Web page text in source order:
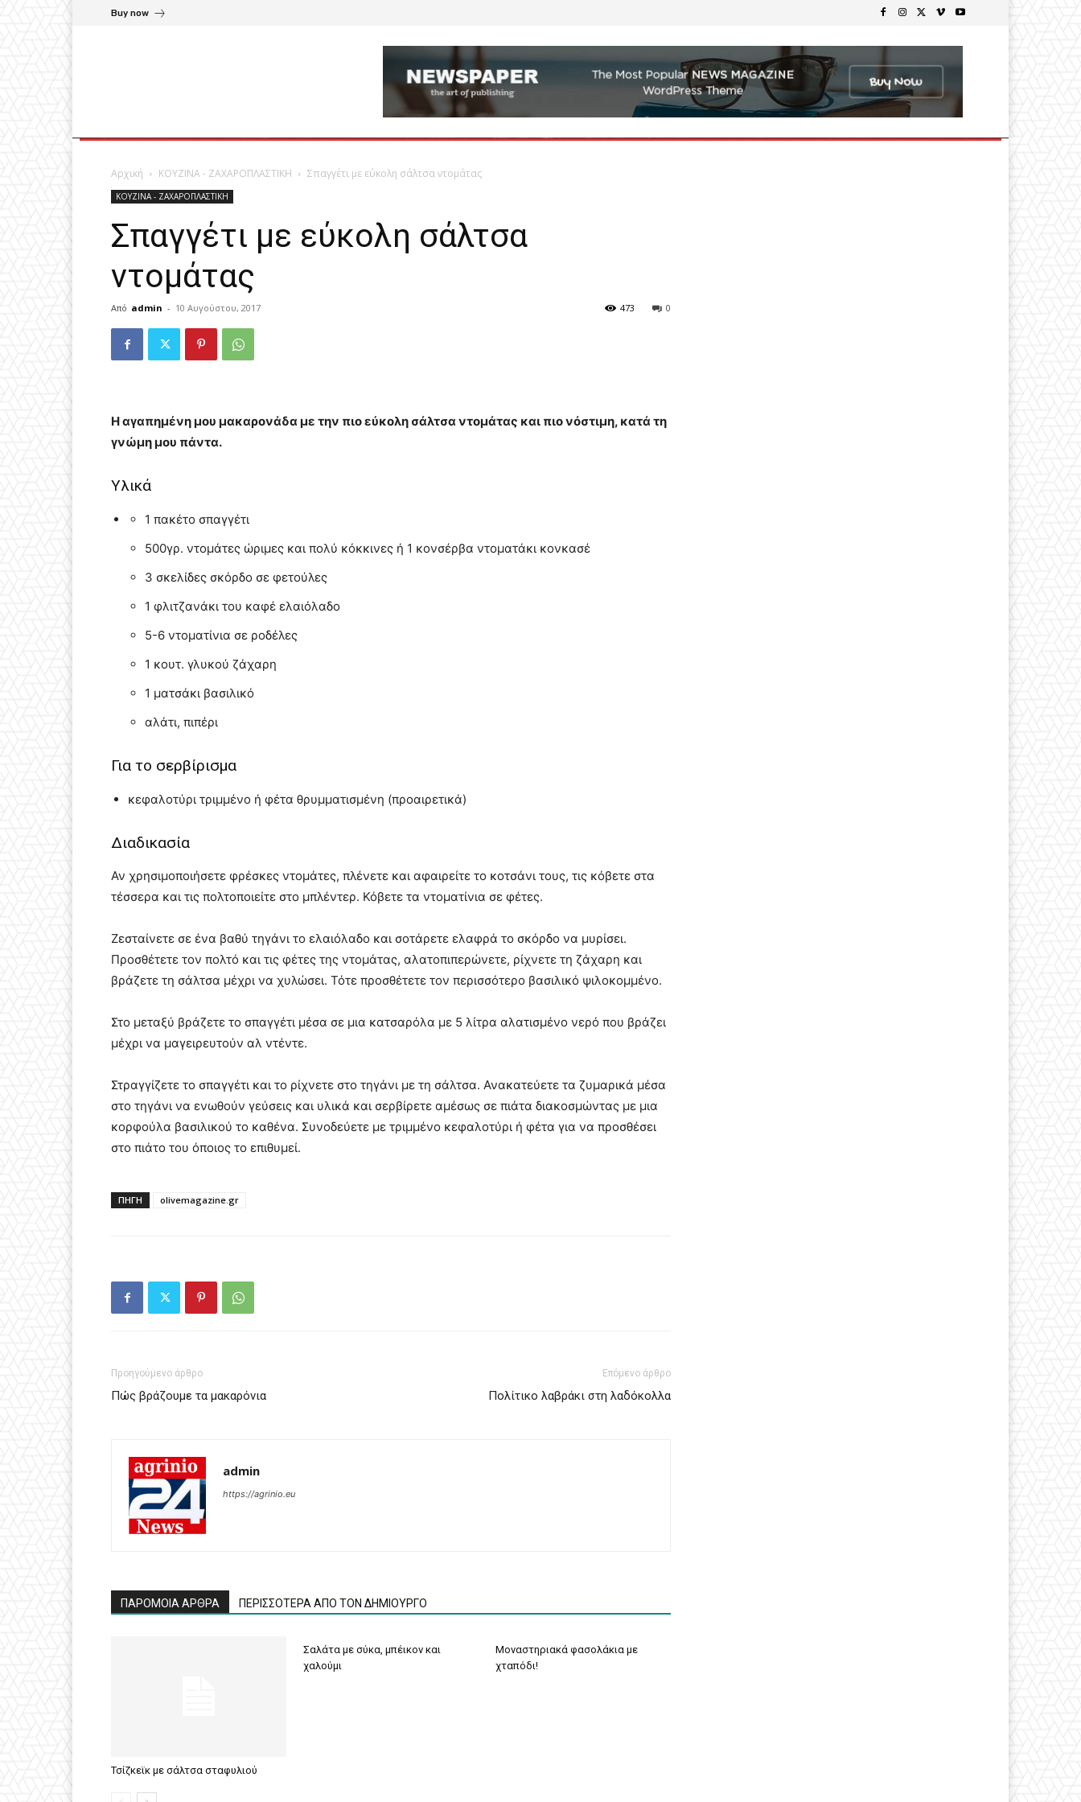
Buy now
Αρχική ΚΟΥΖΙΝΑ - ΖΑΧΑΡΟΠΛΑΣΤΙΚΗ Σπαγγέτι με εύκολη σάλτσα ντομάτας
ΚΟΥΖΙΝΑ - ΖΑΧΑΡΟΠΛΑΣΤΙΚΗ
Σπαγγέτι με εύκολη σάλτσα
ντομάτας
Από admin - 10 Αυγούστου, 2017 0
473
Η αγαπημένη μου μακαρονάδα με την πιο εύκολη σάλτσα ντομάτας και πιο νόστιμη, κατά τη
γνώμη μου πάντα.
Υλικά
1 πακέτο σπαγγέτι
500γρ. ντομάτες ώριμες και πολύ κόκκινες ή 1 κονσέρβα ντοματάκι κονκασέ
3 σκελίδες σκόρδο σε φετούλες
1 φλιτζανάκι του καφέ ελαιόλαδο
5-6 ντοματίνια σε ροδέλες
1 κουτ. γλυκού ζάχαρη
1 ματσάκι βασιλικό
αλάτι, πιπέρι
Για το σερβίρισμα
κεφαλοτύρι τριμμένο ή φέτα θρυμματισμένη (προαιρετικά)
Διαδικασία
Αν χρησιμοποιήσετε φρέσκες ντομάτες, πλένετε και αφαιρείτε το κοτσάνι τους, τις κόβετε στα
τέσσερα και τις πολτοποιείτε στο μπλέντερ. Κόβετε τα ντοματίνια σε φέτες.
Ζεσταίνετε σε ένα βαθύ τηγάνι το ελαιόλαδο και σοτάρετε ελαφρά το σκόρδο να μυρίσει.
Προσθέτετε τον πολτό και τις φέτες της ντομάτας, αλατοπιπερώνετε, ρίχνετε τη ζάχαρη και
βράζετε τη σάλτσα μέχρι να χυλώσει. Τότε προσθέτετε τον περισσότερο βασιλικό ψιλοκομμένο.
Στο μεταξύ βράζετε το σπαγγέτι μέσα σε μια κατσαρόλα με 5 λίτρα αλατισμένο νερό που βράζει
μέχρι να μαγειρευτούν αλ ντέντε.
Στραγγίζετε το σπαγγέτι και το ρίχνετε στο τηγάνι με τη σάλτσα. Ανακατεύετε τα ζυμαρικά μέσα
στο τηγάνι να ενωθούν γεύσεις και υλικά και σερβίρετε αμέσως σε πιάτα διακοσμώντας με μια
κορφούλα βασιλικού το καθένα. Συνοδεύετε με τριμμένο κεφαλοτύρι ή φέτα για να προσθέσει
στο πιάτο του όποιος το επιθυμεί.
ΠΗΓΗ olivemagazine.gr
Προηγούμενο άρθρο
Πώς βράζουμε τα μακαρόνια
Επόμενο άρθρο
Πολίτικο λαβράκι στη λαδόκολλα
admin
https://agrinio.eu
ΠΑΡΟΜΟΙΑ ΑΡΘΡΑ ΠΕΡΙΣΣΟΤΕΡΑ ΑΠΟ ΤΟΝ ΔΗΜΙΟΥΡΓΟ
Τσίζκεϊκ με σάλτσα σταφυλιού
Σαλάτα με σύκα, μπέικον και
χαλούμι
Μοναστηριακά φασολάκια με
χταπόδι!